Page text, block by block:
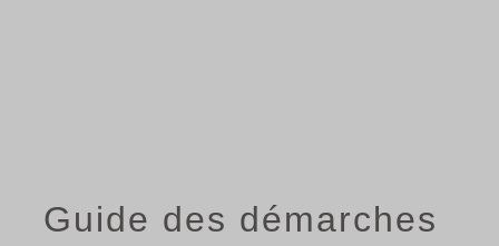
Guide des démarches